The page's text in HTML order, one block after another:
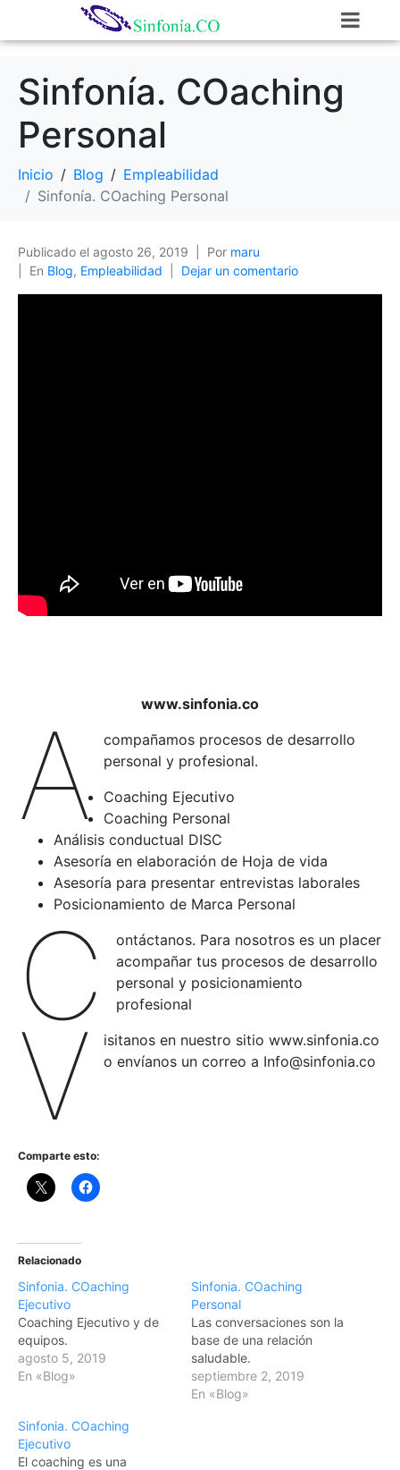
Sinfonía. COaching
Personal
Inicio Blog
Empleabilidad
Sinfonía. COaching Personal
Publicado el agosto 26, 2019 Por maru
En Blog, Empleabilidad Dejar un comentario
www.sinfonia.co
A
compañamos procesos de desarrollo
personal y profesional.
Coaching Ejecutivo
Coaching Personal
Análisis conductual DISC
Asesoría en elaboración de Hoja de vida
Asesoría para presentar entrevistas laborales
Posicionamiento de Marca Personal
C
ontáctanos. Para nosotros es un placer
acompañar tus procesos de desarrollo
personal y posicionamiento
profesional
V
isitanos en nuestro sitio www.sinfonia.co
o envíanos un correo a Info@sinfonia.co
Comparte esto:
Relacionado
Sinfonia. COaching
Ejecutivo
Coaching Ejecutivo y de
equipos.
agosto 5, 2019
En «Blog»
Sinfonia. COaching
Personal
Las conversaciones son la
base de una relación
saludable.
septiembre 2, 2019
En «Blog»
Sinfonia. COaching
Ejecutivo
El coaching es una